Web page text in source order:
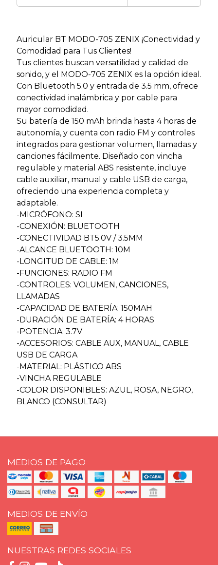
Auricular BT MODO-705 ZENIX ¡Conectividad y
Comodidad para Tus Clientes!
Tus clientes buscan versatilidad y calidad de
sonido, y el MODO-705 ZENIX es la opción ideal.
Con Bluetooth 5.0 y entrada de 3.5 mm, ofrece
conectividad inalámbrica y por cable para
mayor comodidad.
Su batería de 150 mAh brinda hasta 4 horas de
autonomía, y cuenta con radio FM y controles
integrados para gestionar volumen, llamadas y
canciones fácilmente. Diseñado con vincha
regulable y material ABS resistente, incluye
cable auxiliar, manual y cable USB de carga,
ofreciendo una experiencia completa y
adaptable.
-MICRÓFONO: SI
-CONEXIÓN: BLUETOOTH
-CONECTIVIDAD BT5.0V / 3.5MM
-ALCANCE BLUETOOTH: 10M
-LONGITUD DE CABLE: 1M
-FUNCIONES: RADIO FM
-CONTROLES: VOLUMEN, CANCIONES,
LLAMADAS
-CAPACIDAD DE BATERÍA: 150MAH
-DURACIÓN DE BATERÍA: 4 HORAS
-POTENCIA: 3.7V
-ACCESORIOS: CABLE AUX, MANUAL, CABLE
USB DE CARGA
-MATERIAL: PLÁSTICO ABS
-VINCHA REGULABLE
-COLOR DISPONIBLES: AZUL, ROSA, NEGRO,
BLANCO (CONSULTAR)
MEDIOS DE PAGO
MEDIOS DE ENVÍO
NUESTRAS REDES SOCIALES